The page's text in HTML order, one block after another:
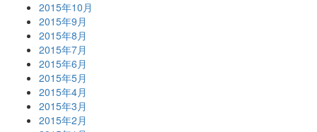
2015年10月
2015年9月
2015年8月
2015年7月
2015年6月
2015年5月
2015年4月
2015年3月
2015年2月